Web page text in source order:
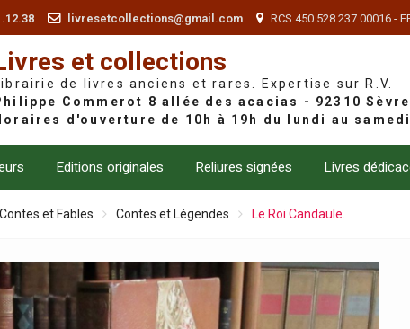
livresetcollections@gmail.com RCS 450 528 237 00016 -
et collections
de livres anciens et rares. Expertise sur R.V.
Editions originales Reliures signées Livres
Contes et Fables Contes et Légendes Le Roi Candaule.